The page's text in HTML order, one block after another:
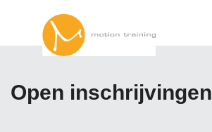
Open inschrijvingen